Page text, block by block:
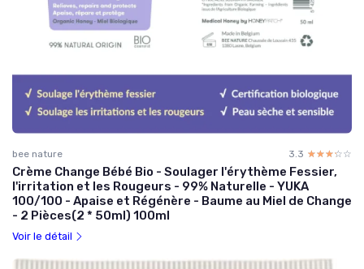
bee nature 3.3 ☆☆☆☆☆
★★★★★
Crème Change Bébé Bio - Soulager l'érythème Fessier,
l'irritation et les Rougeurs - 99% Naturelle - YUKA
100/100 - Apaise et Régénère - Baume au Miel de Change
- 2 Pièces(2 * 50ml) 100ml
Voir le détail